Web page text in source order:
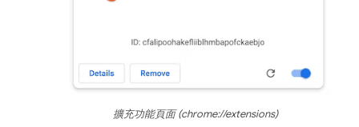
擴充功能頁面 (chrome://extensions)